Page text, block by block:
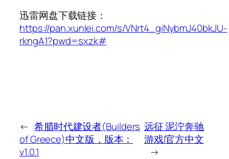
迅雷网盘下载链接：
https://pan.xunlei.com/s/VNrt4_giNybmJ40bkJU-
rkngA1?pwd=sxzk#
← 希腊时代建设者(Builders
of Greece)中文版，版本：
v1.0.1
远征 泥泞奔驰
游戏|官方中文
→